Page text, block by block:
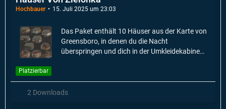
Hochbauer 15. Juli 2025 um 23:03
Das Paket enthält 10 Häuser aus der Karte von
Greensboro, in denen du die Nacht
überspringen und dich in der Umkleidekabine
Platzierbar
2 Downloads